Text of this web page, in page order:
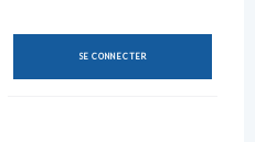
SE CONNECTER